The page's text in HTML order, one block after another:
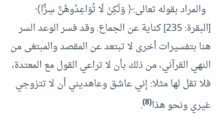
والمراد بقوله تعالى:﴿ وَلَكِنْ لَا تُوَاعِدُوهُنَّ سِرًّا﴾
[البقرة: 235] كناية عن الجماع. وقد فسر الوعد السر
هنا بتفسيرات أخرى لا تبتعد عن المقصد والمبتغى من
النهي القرآني، من ذلك بأن لا تراعي القول مع المعتدة،
فلا تقل لها مثلا: إني عاشق وعاهديني أن لا تتزوجي
غيري ونحو هذا(8)
.